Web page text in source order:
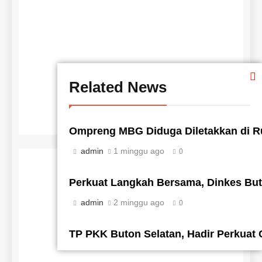
Related News
Ompreng MBG Diduga Diletakkan di
admin 1 minggu ago 0
Perkuat Langkah Bersama, Dinkes
admin 2 minggu ago 0
TP PKK Buton Selatan, Hadir
admin 2 minggu ago 0